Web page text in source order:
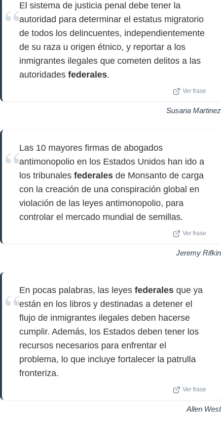
El sistema de justicia penal debe tener la
autoridad para determinar el estatus migratorio
de todos los delincuentes, independientemente
de su raza u origen étnico, y reportar a los
inmigrantes ilegales que cometen delitos a las
autoridades federales.
Ver frase
Susana Martinez
Las 10 mayores firmas de abogados
antimonopolio en los Estados Unidos han ido a
los tribunales federales de Monsanto de carga
con la creación de una conspiración global en
violación de las leyes antimonopolio, para
controlar el mercado mundial de semillas.
Ver frase
Jeremy Rifkin
En pocas palabras, las leyes federales que ya
están en los libros y destinadas a detener el
flujo de inmigrantes ilegales deben hacerse
cumplir. Además, los Estados deben tener los
recursos necesarios para enfrentar el
problema, lo que incluye fortalecer la patrulla
fronteriza.
Ver frase
Allen West